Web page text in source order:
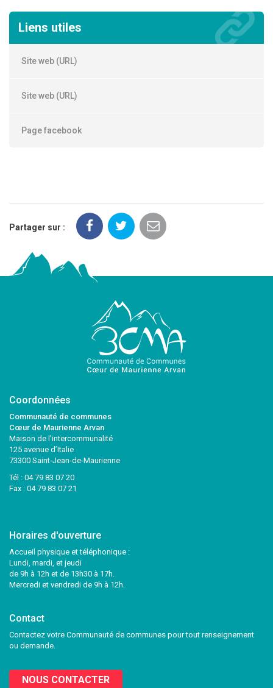
Liens utiles
Site web (URL)
Site web (URL)
Page facebook
Partager sur :
Coordonnées
Communauté de communes
Cœur de Maurienne Arvan
Maison de l’intercommunalité
125 avenue d’Italie
73300 Saint-Jean-de-Maurienne
Tél : 04 79 83 07 20
Fax : 04 79 83 07 21
Horaires d'ouverture
Accueil physique et téléphonique :
Lundi, mardi, et jeudi
de 9h à 12h et de 13h30 à 17h.
Mercredi et vendredi de 9h à 12h.
Contact
Contactez votre Communauté de communes pour tout renseignement
ou demande.
NOUS CONTACTER